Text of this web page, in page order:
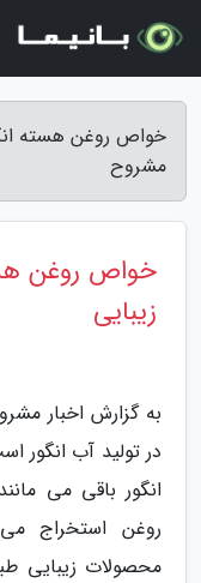
خواص روغن هسته
مشروح
خواص روغن
زیبایی
به گزارش اخبار
در تولید آب انگور
انگور باقی می
روغن استخراج
محصولات زیبایی